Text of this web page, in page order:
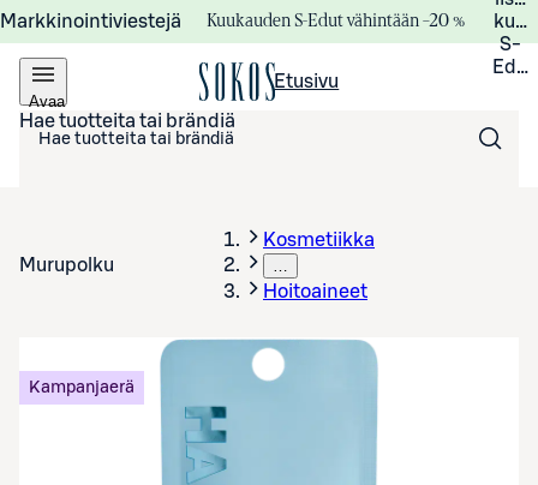
Markkinointiviestejä Kuukauden S-Edut vähintään –20 %
S-
Avaa
valikko
Etusivu
Hae tuotteita tai brändiä
Murupolku
Kosmetiikka
…
Hoitoaineet
Kampanjaerä